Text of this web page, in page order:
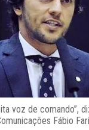
voz de comando”,
Fábio